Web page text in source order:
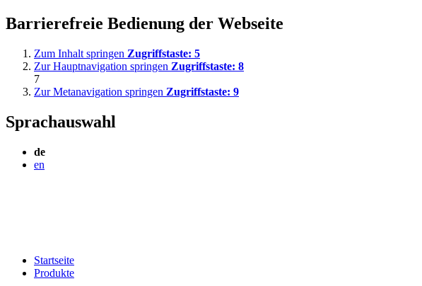
Barrierefreie Bedienung der Webseite
Zum Inhalt springen Zugriffstaste: 5
Zur Hauptnavigation springen Zugriffstaste: 8
7
Zur Metanavigation springen Zugriffstaste: 9
Sprachauswahl
de
en
Startseite
Produkte